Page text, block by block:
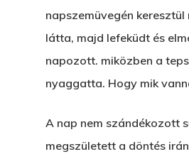
napszemüvegén keresztül
látta, majd lefeküdt és
napozott. miközben a
nyaggatta. Hogy mik
A nap nem szándékozott
megszületett a döntés